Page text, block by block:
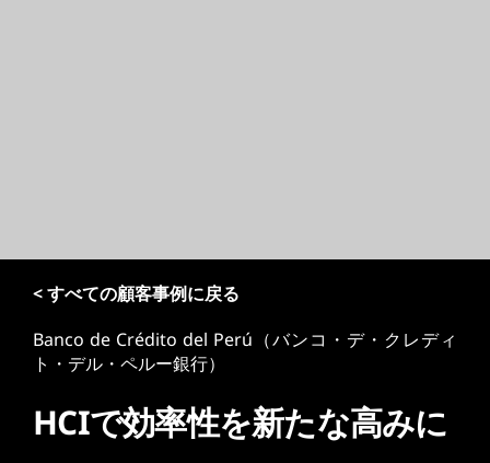
< すべての顧客事例に戻る
Banco de Crédito del Perú（バンコ・デ・クレディ
ト・デル・ペルー銀行）
HCIで効率性を新たな高みに